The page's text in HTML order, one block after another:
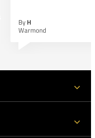
By H
Warmond